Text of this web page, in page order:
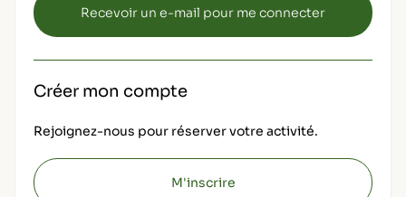
Créer mon compte
Rejoignez-nous pour réserver votre activité.
M'inscrire